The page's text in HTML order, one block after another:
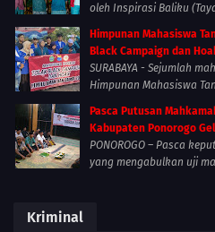
oleh Inspirasi Baliku
Himpunan Mahasiswa
Black Campaign dan
SURABAYA - Sejumlah
Himpunan Mahasiswa
Pasca Putusan
Kabupaten Ponorogo
PONOROGO – Pasca
yang mengabulkan uji
Kriminal